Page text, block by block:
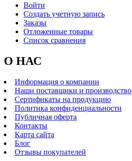
Войти
Создать учетную запись
Заказы
Отложенные товары
Список сравнения
О НАС
Информация о компании
Наши поставщики и производство
Сертификаты на продукцию
Политика конфиденциальности
Публичная оферта
Контакты
Карта сайта
Блог
Отзывы покупателей